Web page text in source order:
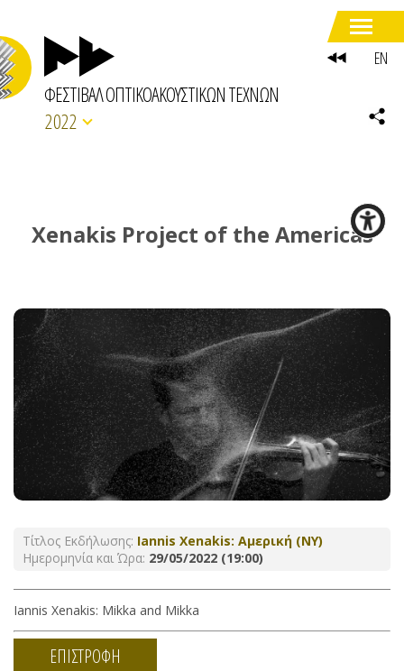
ΦΕΣΤΙΒΑΛ ΟΠΤΙΚΟΑΚΟΥΣΤΙΚΩΝ ΤΕΧΝΩΝ
2022
Xenakis Project of the Americas
Τίτλος Εκδήλωσης: Iannis Xenakis: Αμερική (ΝΥ)
Ημερομηνία και Ώρα: 29/05/2022 (19:00)
Iannis Xenakis: Mikka and Mikka
ΕΠΙΣΤΡΟΦΗ
EN